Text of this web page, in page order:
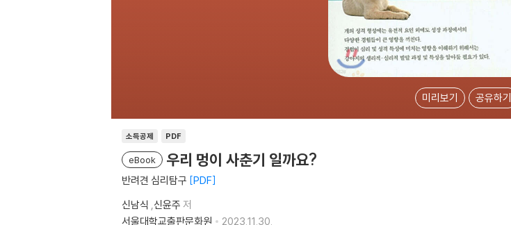
미리보기 공유하기
소득공제 PDF
eBook 우리 멍이 사춘기 일까요?
반려견 심리탐구 PDF
신남식 ,신윤주 저
서울대학교출판문화원
2023.11.30.